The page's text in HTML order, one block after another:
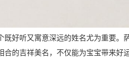
既好听又寓意深远的姓名尤为重要
的吉祥美名，不仅能为宝宝带来好